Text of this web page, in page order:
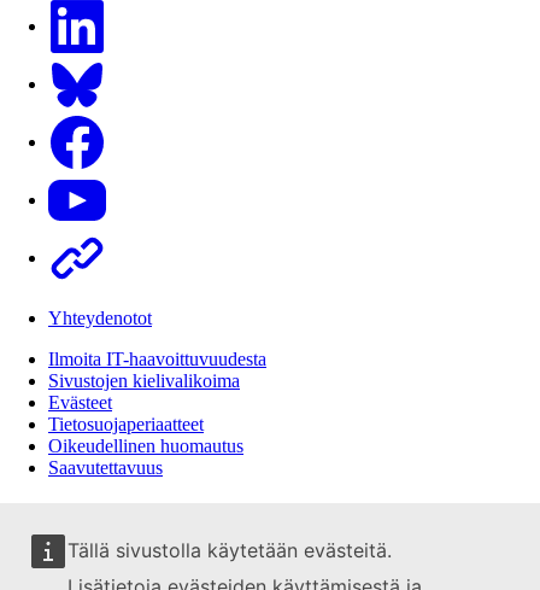
Tällä sivustolla käytetään evästeitä.
Yhteydenotot
Ilmoita IT-haavoittuvuudesta
Sivustojen kielivalikoima
Evästeet
Tietosuojaperiaatteet
Oikeudellinen huomautus
Saavutettavuus